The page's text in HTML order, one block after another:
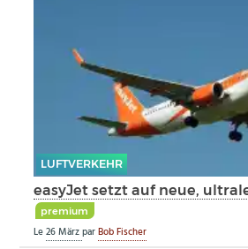
LUFTVERKEHR
easyJet setzt auf neue,
premium
Le26 MärzparBob Fischer